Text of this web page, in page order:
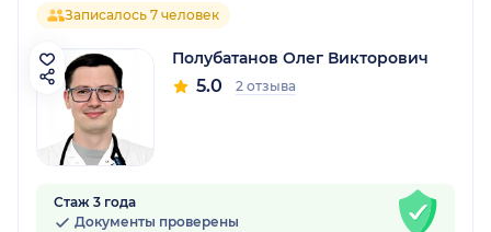
Записалось 7 человек
Полубатанов Олег Викторович
5.0 2 отзыва
Стаж 3 года
Документы проверены